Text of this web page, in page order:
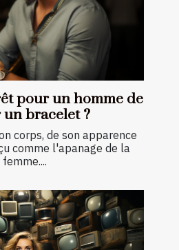
pour un homme de
bracelet ?
corps, de son apparence
comme l'apanage de la
femme....